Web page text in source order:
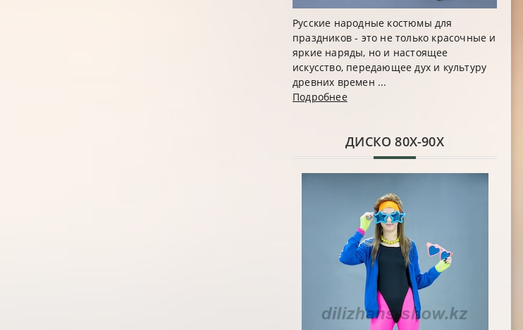
Русские народные костюмы для
праздников - это не только красочные и
яркие наряды, но и настоящее
искусство, передающее дух и культуру
древних времен ...
Подробнее
ДИСКО 80Х-90Х